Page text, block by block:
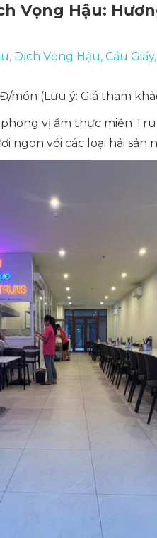
Vọng Hậu:
Dịch Vọng Hậu, Cầu
món (Lưu ý: Giá tham
vị ẩm thực miền
ngon với các loại hải sản